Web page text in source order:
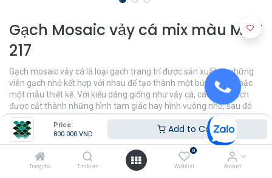
Price:
800.000 VND Add to Cart
Trang chủ Tìm kiếm
0
Wishlist Account
Gạch Mosaic vảy cá mix màu MHF
217
Gạch mosaic vảy cá là loại gạch trang trí được sản xuất từ những
viên gạch nhỏ kết hợp với nhau để tạo thành một bức tranh hoặc
một mẫu thiết kế. Với kiểu dáng giống như vảy cá, các viên gạch
được cắt thành những hình tam giác hay hình vuông nhỏ, sau đó
được ghép lại thành các bức tranh, hình ảnh hoặc hoa văn đa dạng.
800.000VND